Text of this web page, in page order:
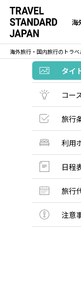
海
海外旅行・国内旅行のトラ
タイ
コー
旅行
利用
日程
旅行
注意